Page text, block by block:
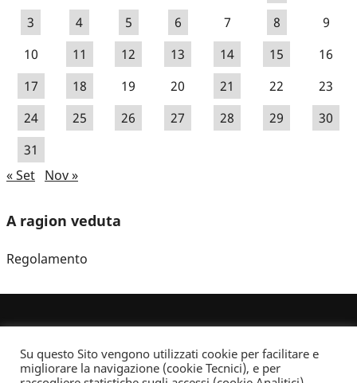
3
4 5 6 7 8
9
10
11 12 13 14 15
16
17
18 19 20 21 22
23
24
25 26 27 28 29
30
31
« Set Nov »
A ragion veduta
Regolamento
Su questo Sito vengono utilizzati cookie per facilitare e
migliorare la navigazione (cookie Tecnici), e per